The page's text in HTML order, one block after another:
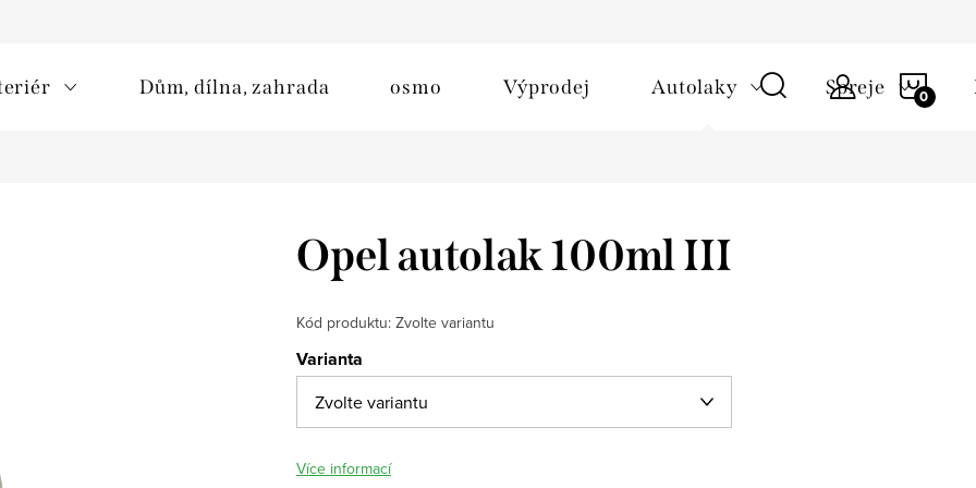
Dům, dílna, zahrada osmo Výprodej Autolaky Spreje
Opel autolak 100ml III
Kód produktu: Zvolte variantu
Varianta
Více informací